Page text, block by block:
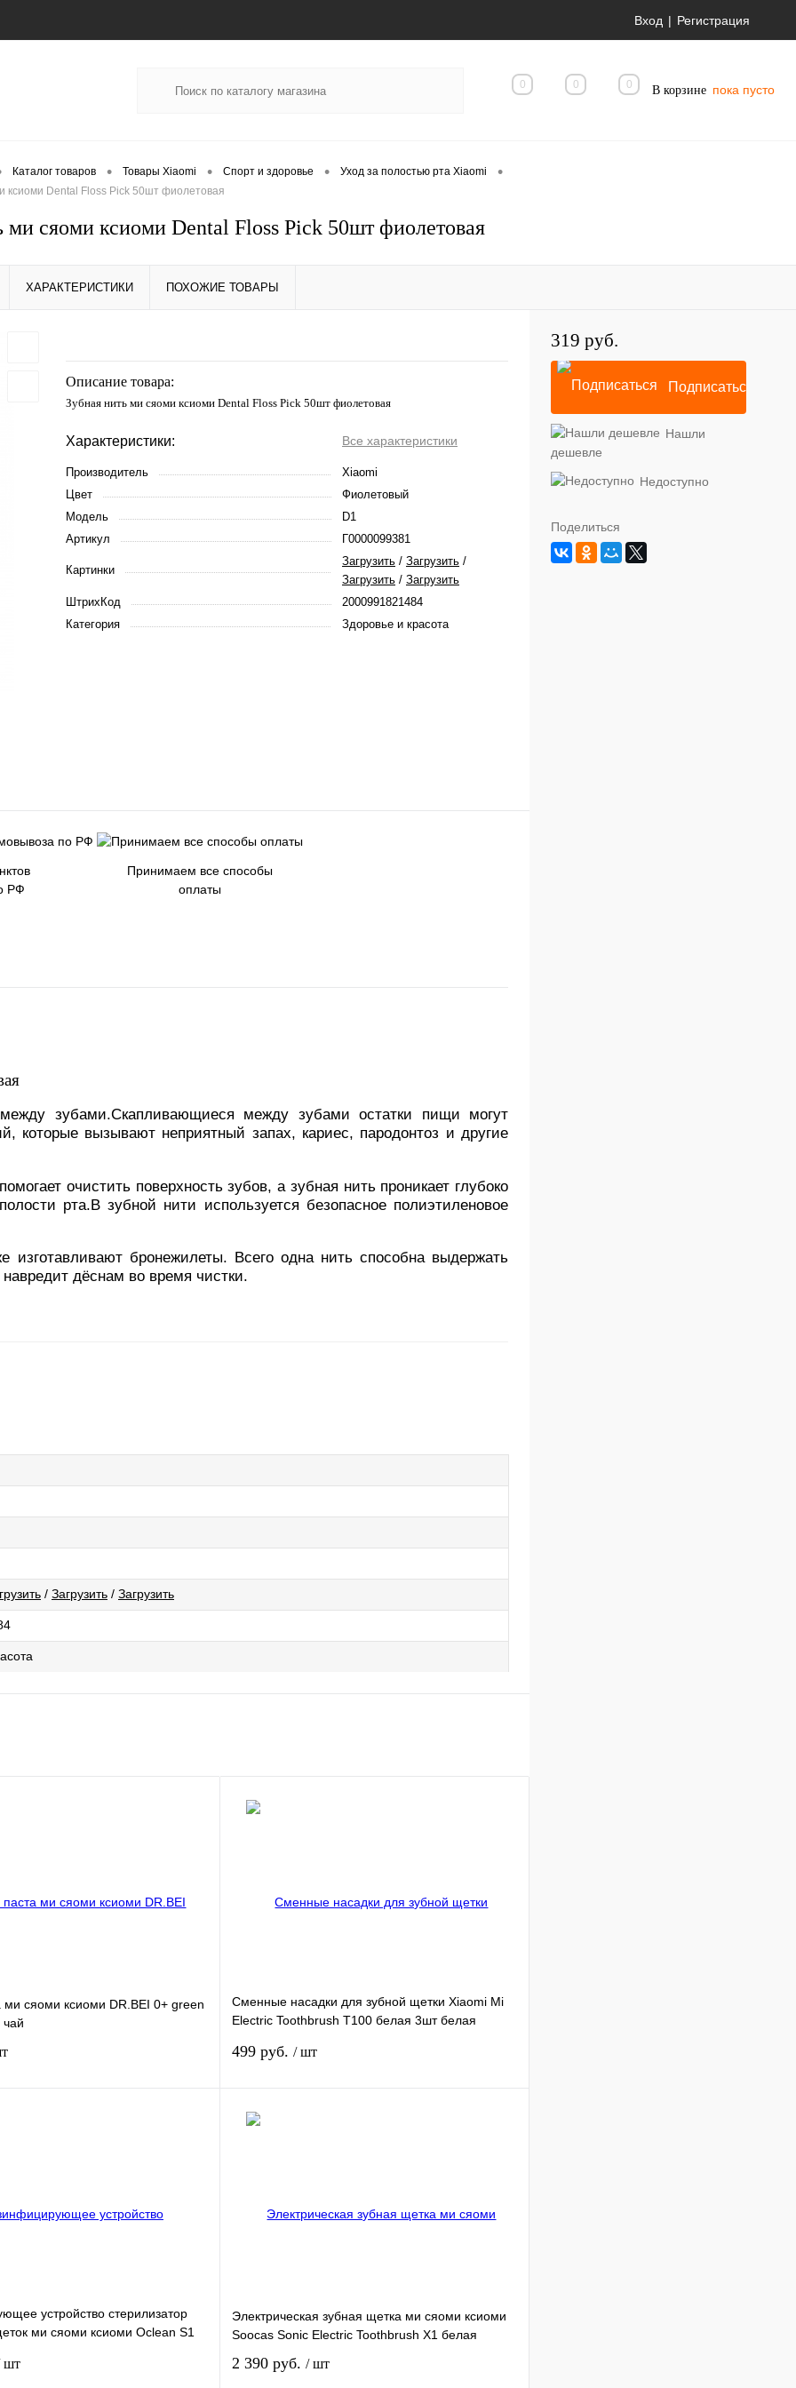
Вход Регистрация
0 0 0 В корзине пока пусто
Каталог товаров • Товары Xiaomi • Спорт и здоровье • Уход за полостью рта Xiaomi •
ксиоми Dental Floss Pick 50шт фиолетовая
ми сяоми ксиоми Dental Floss Pick 50шт фиолетовая
ХАРАКТЕРИСТИКИ ПОХОЖИЕ ТОВАРЫ
Описание товара:
Зубная нить ми сяоми ксиоми Dental Floss Pick 50шт фиолетовая
Характеристики: Все характеристики
Производитель
Xiaomi
Цвет
Фиолетовый
Модель
D1
Артикул
Г0000099381
Картинки
Загрузить / Загрузить /
Загрузить / Загрузить
ШтрихКод
2000991821484
Категория
Здоровье и красота
РФ
Принимаем все способы
оплаты
зубами.Скапливающиеся между зубами остатки пищи могут
которые вызывают неприятный запах, кариес, пародонтоз и другие
очистить поверхность зубов, а зубная нить проникает глубоко
рта.В зубной нити используется безопасное полиэтиленовое
изготавливают бронежилеты. Всего одна нить способна выдержать
навредит дёснам во время чистки.
/ Загрузить / Загрузить
ми сяоми ксиоми DR.BEI 0+ green
чай
Сменные насадки для зубной щетки Xiaomi Mi
Electric Toothbrush T100 белая 3шт белая
499 руб. / шт
устройство стерилизатор
ми сяоми ксиоми Oclean S1
шт
Электрическая зубная щетка ми сяоми ксиоми
Soocas Sonic Electric Toothbrush X1 белая
2 390 руб. / шт
319 руб.
Подписаться
Нашли
дешевле
Недоступно
Поделиться